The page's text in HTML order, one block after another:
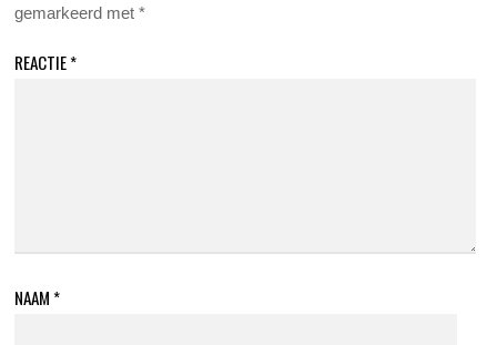
gemarkeerd met*
REACTIE*
NAAM *